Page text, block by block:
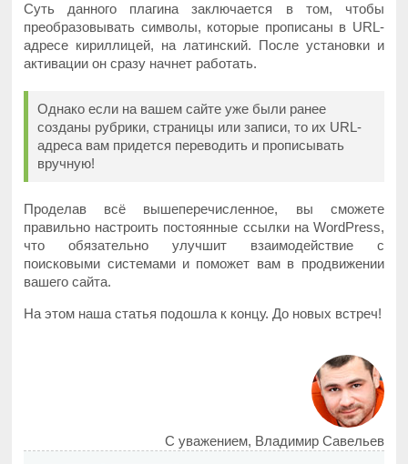
Суть данного плагина заключается в том, чтобы
преобразовывать символы, которые прописаны в URL-
адресе кириллицей, на латинский. После установки и
активации он сразу начнет работать.
Однако если на вашем сайте уже были ранее
созданы рубрики, страницы или записи, то их URL-
адреса вам придется переводить и прописывать
вручную!
Проделав всё вышеперечисленное, вы сможете
правильно настроить постоянные ссылки на WordPress,
что обязательно улучшит взаимодействие с
поисковыми системами и поможет вам в продвижении
вашего сайта.
На этом наша статья подошла к концу. До новых встреч!
С уважением, Владимир Савельев